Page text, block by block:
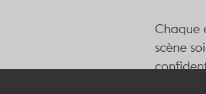
Chaque
scène